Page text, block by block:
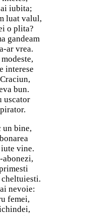
iubita;
luat valul,
o plita?
gandeam
ar vrea.
interese
bun.
uscator
un bine,
vine.
abonezi,
nevoie:
femei,